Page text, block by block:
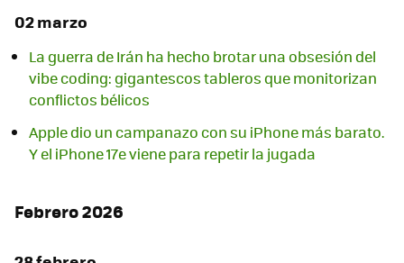
02 marzo
La guerra de Irán ha hecho brotar una obsesión del
vibe coding: gigantescos tableros que monitorizan
conflictos bélicos
Apple dio un campanazo con su iPhone más barato.
Y el iPhone 17e viene para repetir la jugada
Febrero 2026